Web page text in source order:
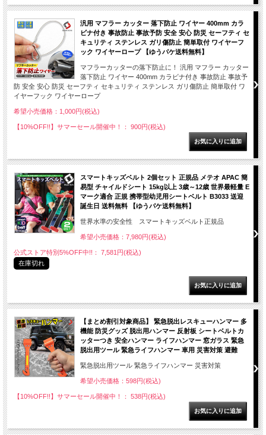
汎用 マフラー カッター 落下防止 ワイヤー 400mm カラ
ビナ付き 事故防止 事故予防 安全 安心 防災 セーフティ セ
キュリティ ステンレス ガリ傷防止 簡単取付 ワイヤーフ
ック ワイヤーロープ 【ゆうパケ送料無料】
マフラーカッターの落下防止に！ 汎用 マフラー カッター
落下防止 ワイヤー 400mm カラビナ付き 事故防止 事故予
防 安全 安心 防災 セーフティ セキュリティ ステンレス ガリ傷防止 簡単取付 ワ
イヤーフック ワイヤーロープ
希望小売価格：1,000円(税込)
【10%OFF!!】サマーセール開催中！： 900円(税込)
スマートキッズベルト 2個セット 正規品 メテオ APAC 簡
易型 チャイルドシート 15kg以上 3歳～12歳 世界最軽量 E
マーク適合 正規 携帯型幼児用シートベルト B3033 送迎
誕生日 送料無料 【ゆうパケ送料無料】
世界水準の安全性 スマートキッズベルト正規品
希望小売価格：7,980円(税込)
公式ストア特別5%OFF中!!： 7,581円(税込)
在庫切れ
【まとめ割引対象商品】 緊急脱出レスキューハンマー 多
機能 防災グッズ 脱出用ハンマー 反射板 シートベルトカ
ッターつき 安全ハンマー ライフハンマー 窓ガラス 緊急
脱出用ツール 緊急ライフハンマー 車用 災害対策 避難
緊急脱出用ツール 緊急ライフハンマー 災害対策
希望小売価格：598円(税込)
【10%OFF!!】サマーセール開催中！： 538円(税込)